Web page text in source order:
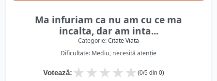
Ma infuriam ca nu am cu ce ma
incalta, dar am inta...
Categorie:Citate Viata
Dificultate: Mediu, necesită atenție
Votează: ★
★
★
★
★ (0/5 din 0)